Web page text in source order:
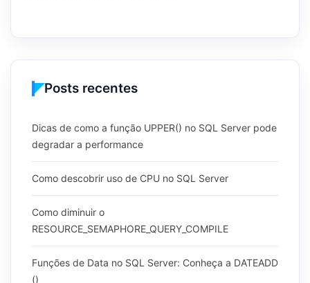
Posts recentes
Dicas de como a função UPPER() no SQL Server pode
degradar a performance
Como descobrir uso de CPU no SQL Server
Como diminuir o
RESOURCE_SEMAPHORE_QUERY_COMPILE
Funções de Data no SQL Server: Conheça a DATEADD
()